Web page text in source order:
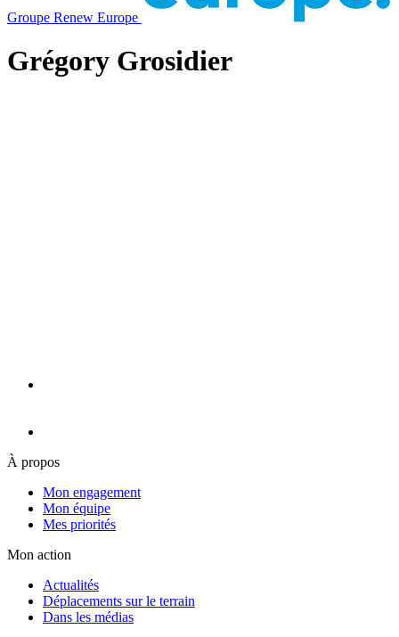
Groupe Renew Europe
Grégory Grosidier
À propos
Mon engagement
Mon équipe
Mes priorités
Mon action
Actualités
Déplacements sur le terrain
Dans les médias